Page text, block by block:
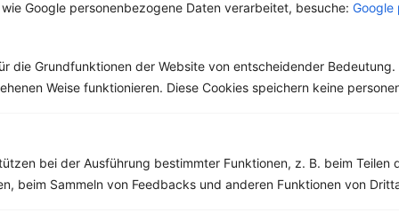
Google personenbezogene Daten verarbeitet, besuche: Google
die Grundfunktionen der Website von entscheidender Bedeutung.
Weise funktionieren. Diese Cookies speichern keine
bei der Ausführung bestimmter Funktionen, z. B. beim Teilen
beim Sammeln von Feedbacks und anderen Funktionen von
Weitere Vegetarische Rezepte
Eintopf mit Soja-Hackfleisch, Tomaten und Mais